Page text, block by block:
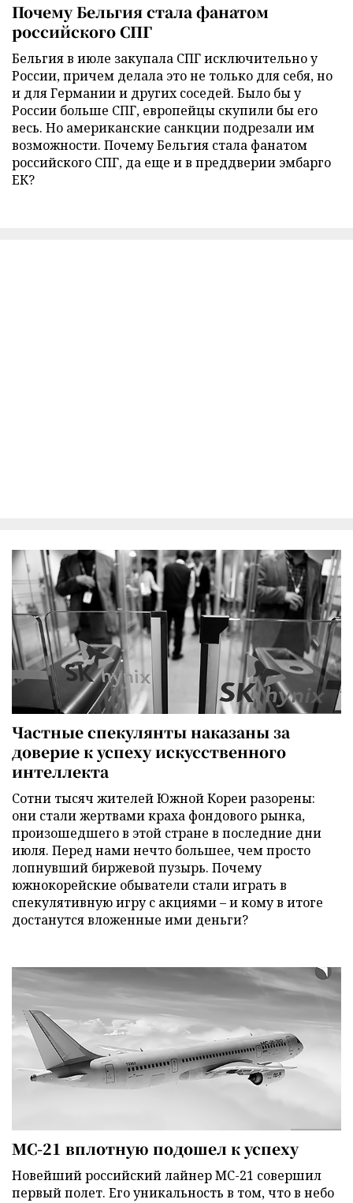
Почему Бельгия стала фанатом
российского СПГ
Бельгия в июле закупала СПГ исключительно у
России, причем делала это не только для себя, но
и для Германии и других соседей. Было бы у
России больше СПГ, европейцы скупили бы его
весь. Но американские санкции подрезали им
возможности. Почему Бельгия стала фанатом
российского СПГ, да еще и в преддверии эмбарго
ЕК?
Частные спекулянты наказаны за
доверие к успеху искусственного
интеллекта
Сотни тысяч жителей Южной Кореи разорены:
они стали жертвами краха фондового рынка,
произошедшего в этой стране в последние дни
июля. Перед нами нечто большее, чем просто
лопнувший биржевой пузырь. Почему
южнокорейские обыватели стали играть в
спекулятивную игру с акциями – и кому в итоге
достанутся вложенные ими деньги?
МС-21 вплотную подошел к успеху
Новейший российский лайнер МС-21 совершил
первый полет. Его уникальность в том, что в небо